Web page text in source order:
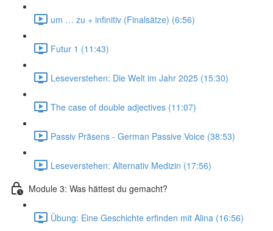
um … zu + infinitiv (Finalsätze) (6:56)
Futur 1 (11:43)
Leseverstehen: Die Welt im Jahr 2025 (15:30)
The case of double adjectives (11:07)
Passiv Präsens - German Passive Voice (38:53)
Leseverstehen: Alternativ Medizin (17:56)
Module 3: Was hättest du gemacht?
Übung: Eine Geschichte erfinden mit Alina (16:56)